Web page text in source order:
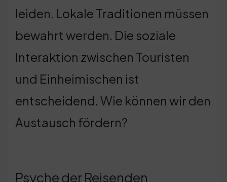
leiden. Lokale Traditionen müssen
bewahrt werden. Die soziale
Interaktion zwischen Touristen
und Einheimischen ist
entscheidend. Wie können wir den
Austausch fördern?
Psyche der Reisenden